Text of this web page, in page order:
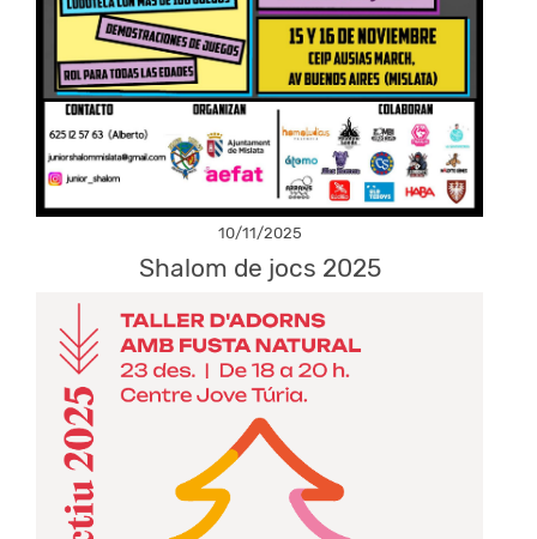
10/11/2025
Shalom de jocs 2025